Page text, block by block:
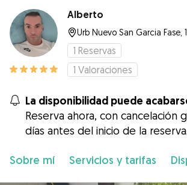
Alberto
Urb Nuevo San Garcia Fase,
1 Reservas
1 Valoraciones
La disponibilidad puede
Reserva ahora, con cancelación
días antes del inicio de la reserva.
Sobre mí Servicios y tarifas